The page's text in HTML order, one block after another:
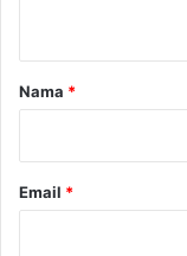
r
Nama *
Email *